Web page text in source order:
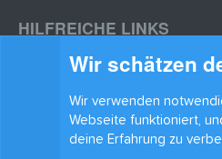
HILFREICHE LINKS
Lernzettel hochladen
BLEIB AUF DEM
Wir schätzen
Wir verwenden
Webseite funktioniert,
deine Erfahrung zu